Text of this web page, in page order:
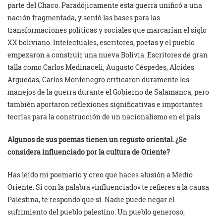
parte del Chaco. Paradójicamente esta guerra unificó a una
nación fragmentada, y sentó las bases para las
transformaciones políticas y sociales que marcarían el siglo
XX boliviano. Intelectuales, escritores, poetas y el pueblo
empezaron a construir una nueva Bolivia. Escritores de gran
talla como Carlos Medinaceli, Augusto Céspedes, Alcides
Arguedas, Carlos Montenegro criticaron duramente los
manejos de la guerra durante el Gobierno de Salamanca, pero
también aportaron reflexiones significativas e importantes
teorías para la construcción de un nacionalismo en el país.
Algunos de sus poemas tienen un regusto oriental. ¿Se
considera influenciado por la cultura de Oriente?
Has leído mi poemario y creo que haces alusión a Medio
Oriente. Si con la palabra «influenciado» te refieres a la causa
Palestina, te respondo que sí. Nadie puede negar el
sufrimiento del pueblo palestino. Un pueblo generoso,